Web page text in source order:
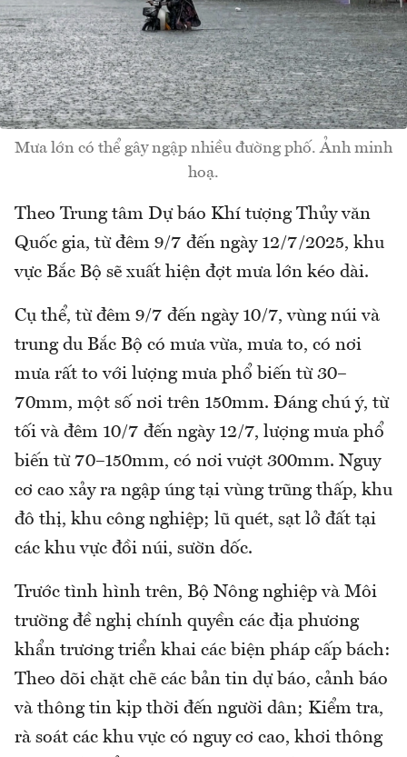
Mưa lớn có thể gây ngập nhiều đường phố. Ảnh minh
hoạ.
Theo Trung tâm Dự báo Khí tượng Thủy văn
Quốc gia, từ đêm 9/7 đến ngày 12/7/2025, khu
vực Bắc Bộ sẽ xuất hiện đợt mưa lớn kéo dài.
Cụ thể, từ đêm 9/7 đến ngày 10/7, vùng núi và
trung du Bắc Bộ có mưa vừa, mưa to, có nơi
mưa rất to với lượng mưa phổ biến từ 30–
70mm, một số nơi trên 150mm. Đáng chú ý, từ
tối và đêm 10/7 đến ngày 12/7, lượng mưa phổ
biến từ 70–150mm, có nơi vượt 300mm. Nguy
cơ cao xảy ra ngập úng tại vùng trũng thấp, khu
đô thị, khu công nghiệp; lũ quét, sạt lở đất tại
các khu vực đồi núi, sườn dốc.
Trước tình hình trên, Bộ Nông nghiệp và Môi
trường đề nghị chính quyền các địa phương
khẩn trương triển khai các biện pháp cấp bách:
Theo dõi chặt chẽ các bản tin dự báo, cảnh báo
và thông tin kịp thời đến người dân; Kiểm tra,
rà soát các khu vực có nguy cơ cao, khơi thông